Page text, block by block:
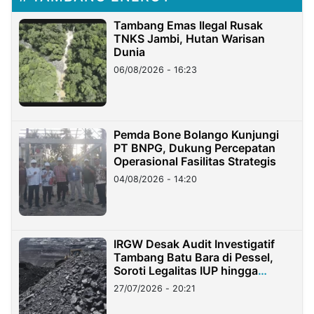
Tambang Emas Ilegal Rusak
TNKS Jambi, Hutan Warisan
Dunia
06/08/2026 - 16:23
Pemda Bone Bolango Kunjungi
PT BNPG, Dukung Percepatan
Operasional Fasilitas Strategis
04/08/2026 - 14:20
IRGW Desak Audit Investigatif
Tambang Batu Bara di Pessel,
Soroti Legalitas IUP hingga
Stockpile
27/07/2026 - 20:21